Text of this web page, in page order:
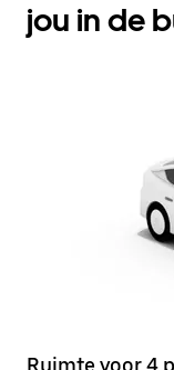
jou in de
Ruimte voor 4